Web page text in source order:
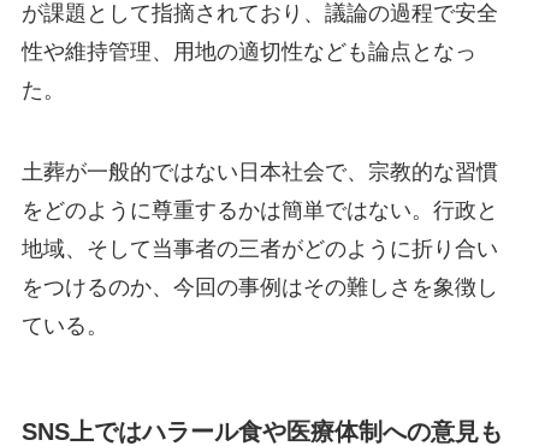
が課題として指摘されており、議論の過程で安全
性や維持管理、用地の適切性なども論点となっ
た。
土葬が一般的ではない日本社会で、宗教的な習慣
をどのように尊重するかは簡単ではない。行政と
地域、そして当事者の三者がどのように折り合い
をつけるのか、今回の事例はその難しさを象徴し
ている。
SNS上ではハラール食や医療体制への意見も